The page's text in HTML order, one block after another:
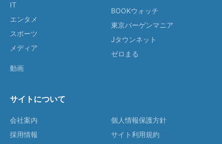
IT
エンタメ
スポーツ
メディア
動画
BOOKウォッチ
東京バーゲンマニア
Jタウンネット
ゼロまる
サイトについて
会社案内
採用情報
個人情報保護方針
サイト利用規約